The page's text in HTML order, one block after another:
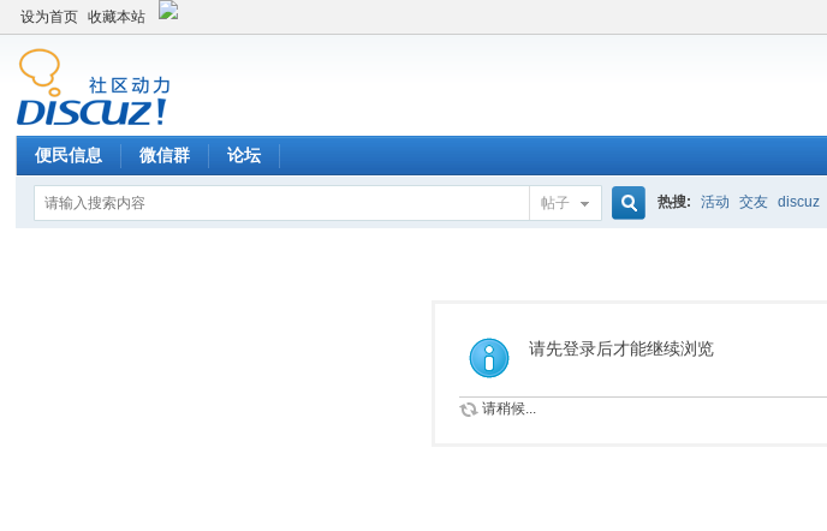
设为首页 收藏本站
便民信息 微信群 论坛
帖子
索
热搜: 活动 交友 discuz
请先登录后才能继续浏览
请稍候...